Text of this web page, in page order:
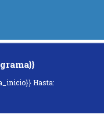
Hasta: